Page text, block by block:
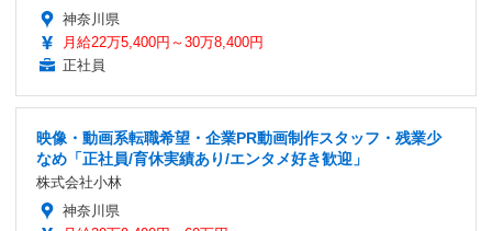
神奈川県
月給22万5,400円～30万8,400円
正社員
映像・動画系転職希望・企業PR動画制作スタッフ・残業少
なめ「正社員/育休実績あり/エンタメ好き歓迎」
株式会社小林
神奈川県